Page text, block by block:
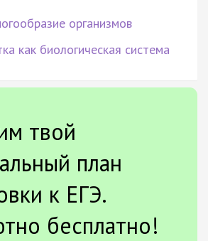
организмов
как биологическая система
твой
план
к ЕГЭ.
бесплатно!